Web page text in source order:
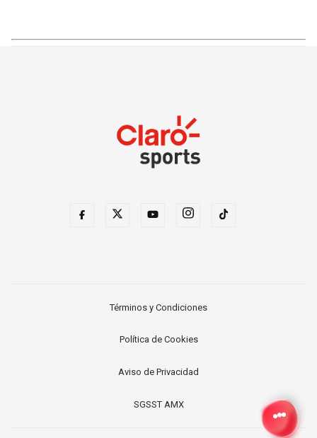
Términos y Condiciones
Política de Cookies
Aviso de Privacidad
SGSST AMX